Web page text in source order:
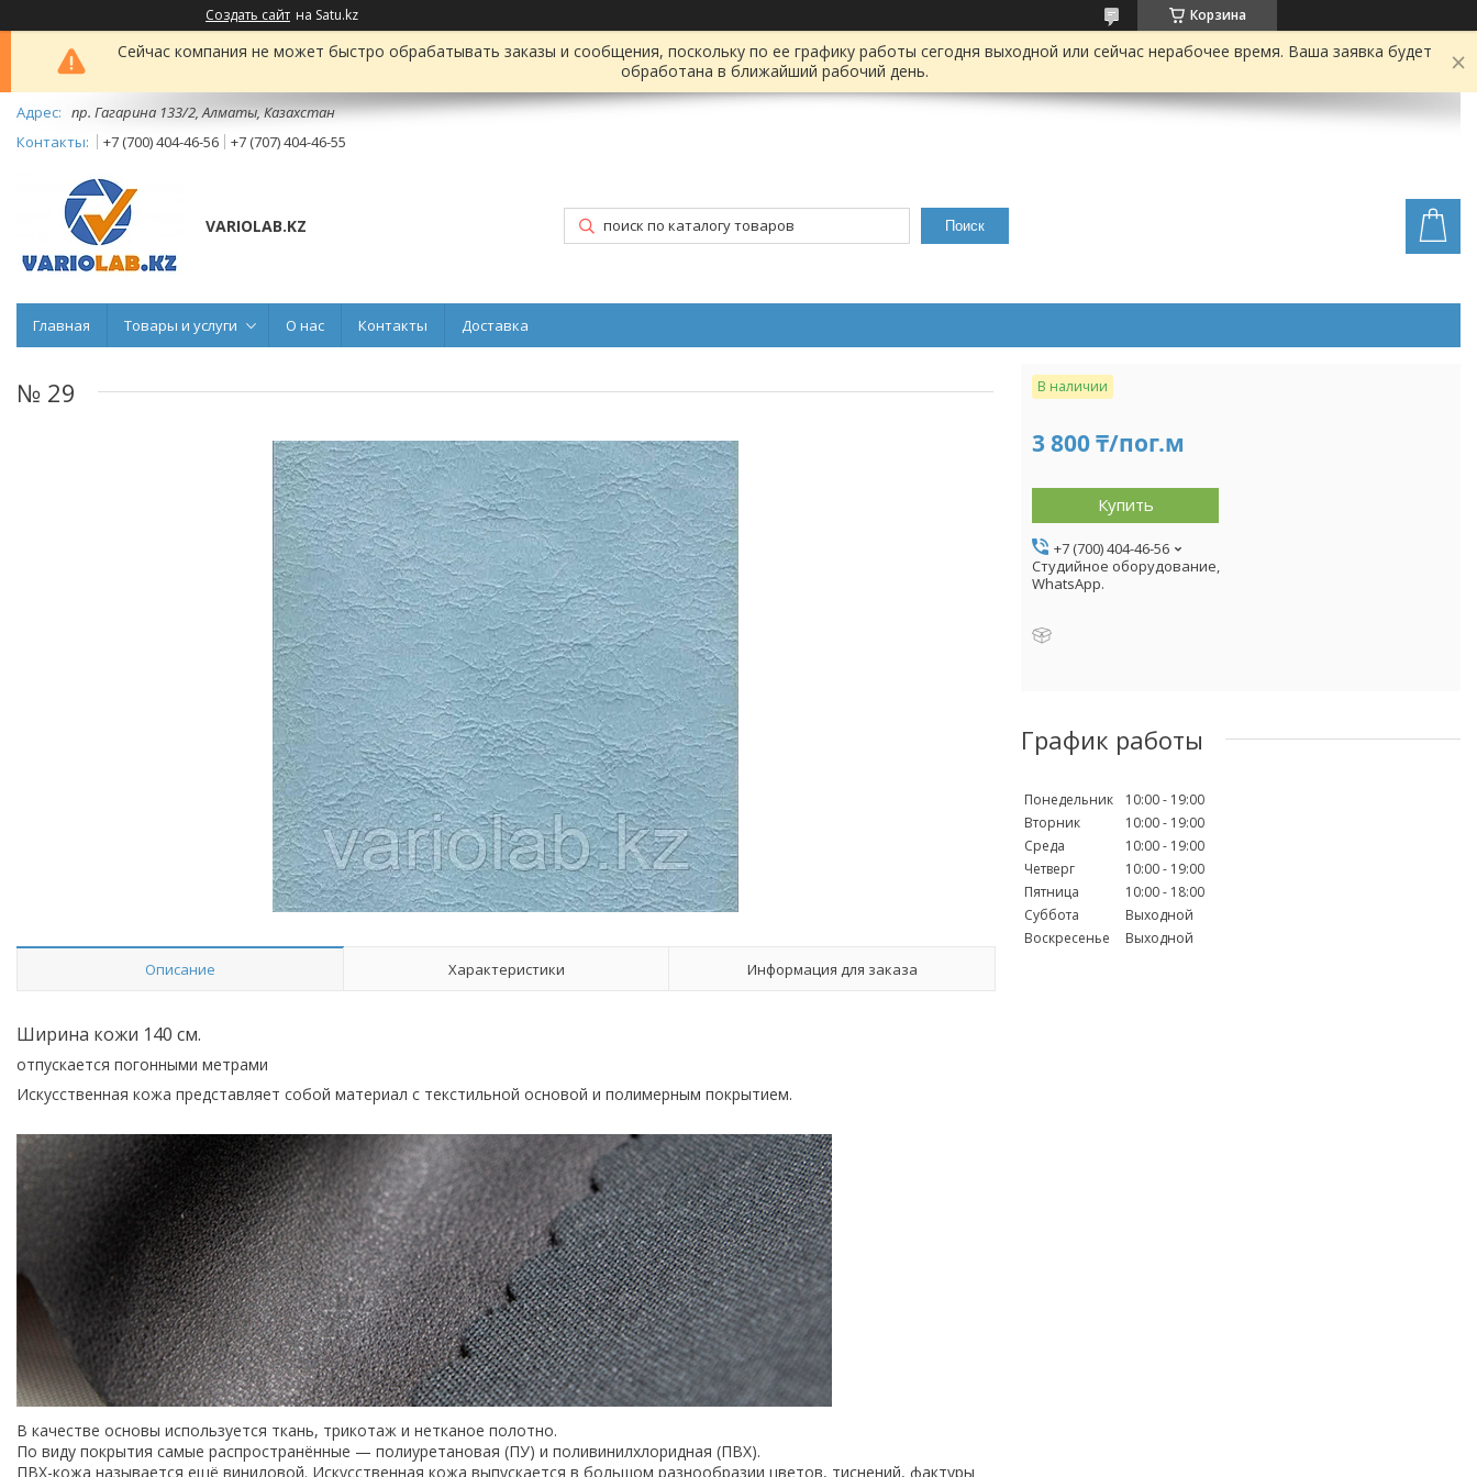
Создать сайт на Satu.kz Корзина
Сейчас компания не может быстро обрабатывать заказы и сообщения, поскольку по ее графику работы сегодня выходной или сейчас нерабочее время. Ваша заявка будет
обработана в ближайший рабочий день.
пр. Гагарина 133/2, Алматы, Казахстан
+7 (700) 404-46-56
+7 (707) 404-46-55
VARIOLAB.KZ Поиск
Главная Товары и услуги О нас Контакты Доставка
№ 29
Описание Характеристики Информация для заказа
Ширина кожи 140 см.
отпускается погонными метрами
Искусственная кожа представляет собой материал с текстильной основой и полимерным покрытием.
В качестве основы используется ткань, трикотаж и нетканое полотно.
По виду покрытия самые распространённые — полиуретановая (ПУ) и поливинилхлоридная (ПВХ).
ПВХ-кожа называется ещё виниловой. Искусственная кожа выпускается в большом разнообразии цветов, тиснений, фактуры
В наличии
3 800 ₸/пог.м
Купить
+7 (700) 404-46-56
Студийное оборудование,
WhatsApp.
График работы
Понедельник 10:00
19:00
Вторник
10:00
19:00
Среда
10:00
19:00
Четверг
10:00
19:00
Пятница
10:00
18:00
Суббота
Выходной
Воскресенье
Выходной